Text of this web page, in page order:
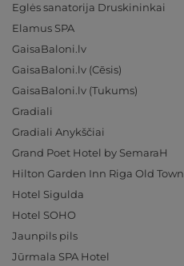
Eglės sanatorija Druskininkai
Elamus SPA
GaisaBaloni.lv
GaisaBaloni.lv (Cēsis)
GaisaBaloni.lv (Tukums)
Gradiali
Gradiali Anykščiai
Grand Poet Hotel by SemaraH
Hilton Garden Inn Riga Old Town
Hotel Sigulda
Hotel SOHO
Jaunpils pils
Jūrmala SPA Hotel